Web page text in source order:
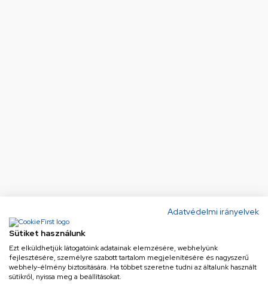
Adatvédelmi irányelvek
Sütiket használunk
Ezt elküldhetjük látogatóink adatainak elemzésére, webhelyünk
fejlesztésére, személyre szabott tartalom megjelenítésére és nagyszerű
webhely-élmény biztosítására. Ha többet szeretne tudni az általunk használt
sütikről, nyissa meg a beállításokat.